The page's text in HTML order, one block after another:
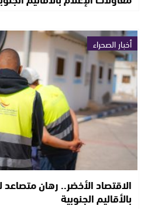
أخبار الصحراء
الاقتصاد الأخضر.. رهان متصاعد
بالأقاليم الجنوبية